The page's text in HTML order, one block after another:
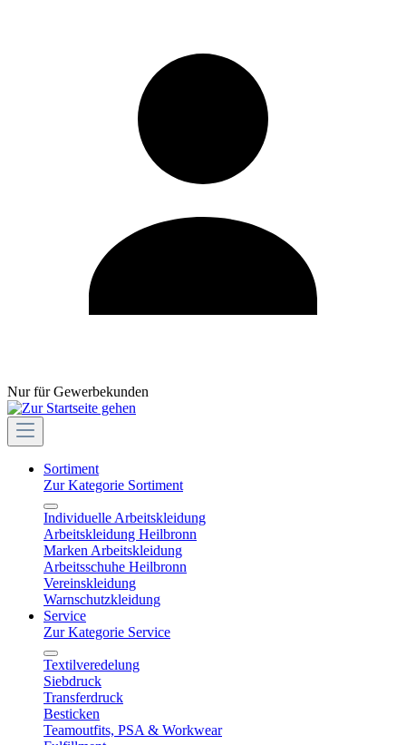
Nur für Gewerbekunden
Sortiment
Zur Kategorie Sortiment
Individuelle Arbeitskleidung
Arbeitskleidung Heilbronn
Marken Arbeitskleidung
Arbeitsschuhe Heilbronn
Vereinskleidung
Warnschutzkleidung
Service
Zur Kategorie Service
Textilveredelung
Siebdruck
Transferdruck
Besticken
Teamoutfits, PSA & Workwear